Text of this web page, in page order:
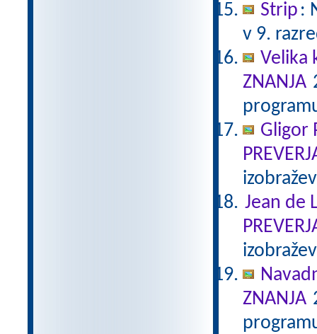
Strip :
v 9.
Velika
ZNANJA
Gligor
Jean de
ZNANJA